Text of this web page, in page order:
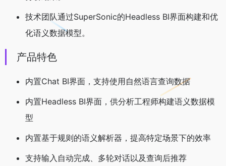
技术团队通过SuperSonic的Headless BI界面构建和优
化语义数据模型。
产品特色
内置Chat BI界面，支持使用自然语言查询数据
内置Headless BI界面，供分析工程师构建语义数据模
型
内置基于规则的语义解析器，提高特定场景下的效率
支持输入自动完成、多轮对话以及查询后推荐